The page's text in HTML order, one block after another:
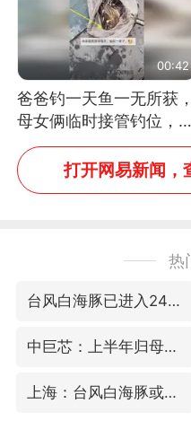
源：新华每日电讯）
00:42
爸爸钓一天鱼一无所获，
母女俩临时接管钓位，用
玩具鱼竿钓上大鱼
打开网易新闻，
热
台风白海豚已进入24小时警戒线
中巨芯：上半年归母净利润1405.77万元
上海：台风白海豚或将带来龙卷风